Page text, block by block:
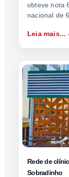
obteve nota
nacional de
Leia mais...
Rede de
Sobradinho